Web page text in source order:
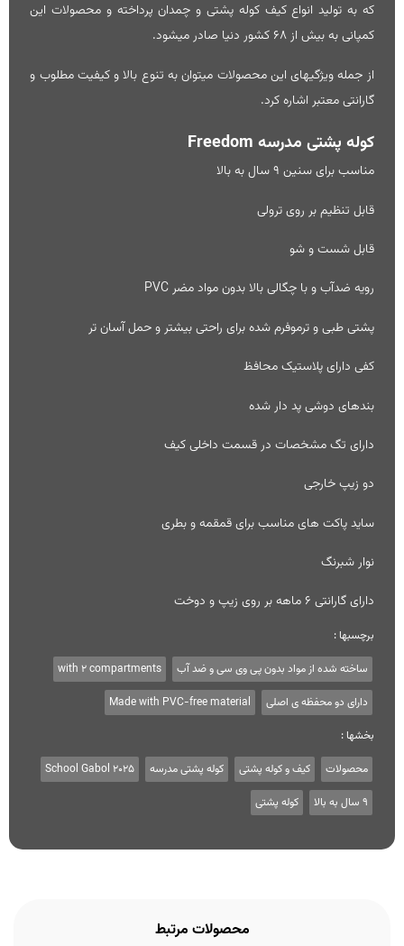
که به تولید انواع کیف کوله پشتی و چمدان پرداخته و محصولات این
کمپانی به بیش از 68 کشور دنیا صادر میشود.
از جمله ویژگیهای این محصولات میتوان به تنوع بالا و کیفیت مطلوب و
گارانتی معتبر اشاره کرد.
کوله پشتی مدرسه Freedom
مناسب برای سنین 9 سال به بالا
قابل تنظیم بر روی ترولی
قابل شست و شو
رویه ضدآب و با چگالی بالا بدون مواد مضر PVC
پشتی طبی و ترموفرم شده برای راحتی بیشتر و حمل آسان تر
کفی دارای پلاستیک محافظ
بندهای دوشی پد دار شده
دارای تگ مشخصات در قسمت داخلی کیف
دو زیپ خارجی
ساید پاکت های مناسب برای قمقمه و بطری
نوار شبرنگ
دارای گارانتی 6 ماهه بر روی زیپ و دوخت
برچسبها :
ساخته شده از مواد بدون پی وی سی و ضد آب with 2 compartments
دارای دو محفظه ی اصلی Made with PVC-free material
بخشها :
محصولات کیف و کوله پشتی کوله پشتی مدرسه School Gabol 2025
9 سال به بالا کوله پشتی
محصولات مرتبط